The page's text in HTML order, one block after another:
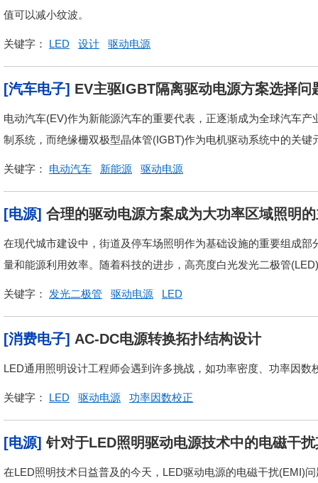
值可以减小纹波。
关键字： LED 设计 驱动电源
[汽车电子] EV主驱IGBT隔离驱动电源方案选择问
电动汽车(EV)作为新能源汽车的重要代表，正逐渐成为全球汽车
制系统，而绝缘栅双极型晶体管(IGBT)作为电机驱动系统中的关
关键字： 电动汽车 新能源 驱动电源
[电源] 合理的驱动电源方案成为大功率区域照明
在现代城市建设中，街道及停车场照明作为基础设施的重要组成
量和能源利用效率。随着科技的进步，高亮度白光发光二极管
关键字： 发光二极管 驱动电源 LED
[消费电子] AC-DC电源转换拓扑结构设计
LED通用照明设计工程师会遇到许多挑战，如功率密度、功率因数
关键字： LED 驱动电源 功率因数校正
[电源] 针对于LED照明驱动电源技术中的电磁干
在LED照明技术日益普及的今天，LED驱动电源的电磁干扰(EMI)